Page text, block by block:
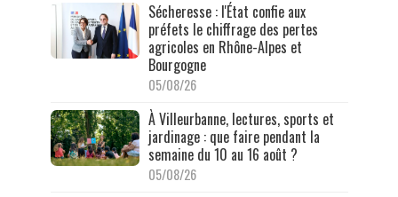
Sécheresse : l'État confie aux
préfets le chiffrage des pertes
agricoles en Rhône-Alpes et
Bourgogne
05/08/26
À Villeurbanne, lectures, sports et
jardinage : que faire pendant la
semaine du 10 au 16 août ?
05/08/26